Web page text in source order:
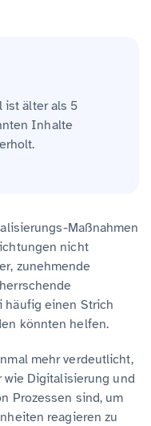
ist älter als 5
Inhalte
Maßnahmen
nicht
zunehmende
häufig einen Strich
könnten helfen.
mehr verdeutlicht,
Digitalisierung und
Prozessen sind, um
reagieren zu